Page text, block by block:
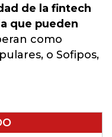
de la fintech
que pueden
como
o Sofipos,